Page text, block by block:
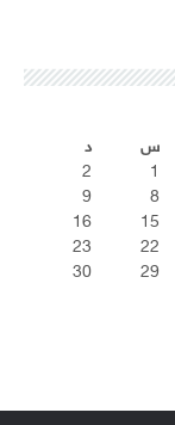
س
د
1
2
8
9
15
16
22
23
29
30